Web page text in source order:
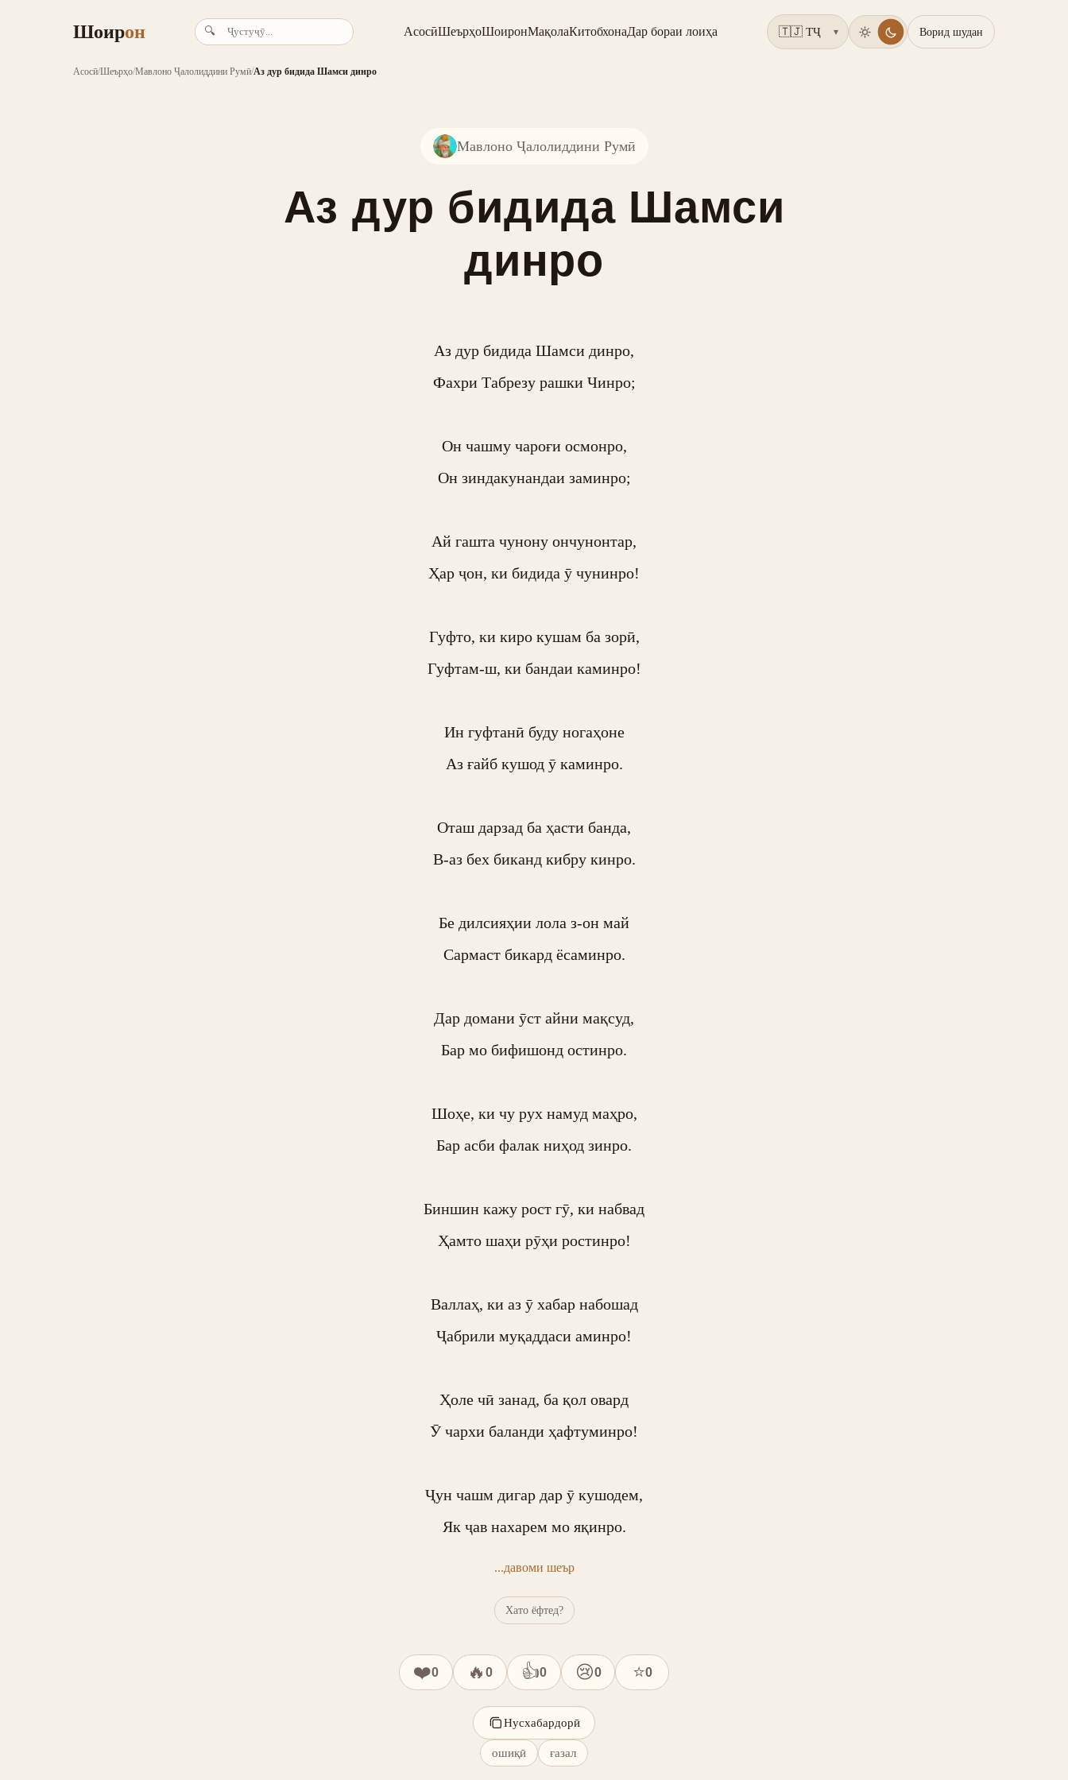
Шоирон 🔍 АсосӣШеърҳоШоиронМақолаКитобхонаДар бораи лоиҳа ▾ Ворид шудан
Асосӣ/Шеърҳо/Мавлоно Ҷалолиддини Румӣ/Аз дур бидида Шамси динро
Мавлоно Ҷалолиддини Румӣ
Аз дур бидида Шамси
динро
Аз дур бидида Шамси динро,
Фахри Табрезу рашки Чинро;
Он чашму чароғи осмонро,
Он зиндакунандаи заминро;
Ай гашта чунону ончунонтар,
Ҳар ҷон, ки бидида ӯ чунинро!
Гуфто, ки киро кушам ба зорӣ,
Гуфтам-ш, ки бандаи каминро!
Ин гуфтанӣ буду ногаҳоне
Аз ғайб кушод ӯ каминро.
Оташ дарзад ба ҳасти банда,
В-аз бех биканд кибру кинро.
Бе дилсияҳии лола з-он май
Сармаст бикард ёсаминро.
Дар домани ӯст айни мақсуд,
Бар мо бифишонд остинро.
Шоҳе, ки чу рух намуд маҳро,
Бар асби фалак ниҳод зинро.
Биншин кажу рост гӯ, ки набвад
Ҳамто шаҳи рӯҳи ростинро!
Валлаҳ, ки аз ӯ хабар набошад
Ҷабрили муқаддаси аминро!
Ҳоле чӣ занад, ба қол овард
Ӯ чархи баланди ҳафтуминро!
Ҷун чашм дигар дар ӯ кушодем,
Як ҷав нахарем мо яқинро.
...давоми шеър
Хато ёфтед?
❤️0 🔥 0 👍0 😢0 ⭐0
Нусхабардорӣ
ошиқӣ ғазал